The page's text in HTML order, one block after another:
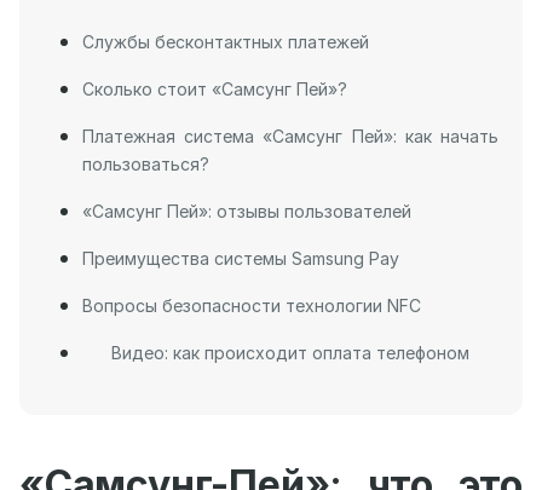
Службы бесконтактных платежей
Сколько стоит «Самсунг Пей»?
Платежная система «Самсунг Пей»: как начать
пользоваться?
«Самсунг Пей»: отзывы пользователей
Преимущества системы Samsung Pay
Вопросы безопасности технологии NFC
Видео: как происходит оплата телефоном